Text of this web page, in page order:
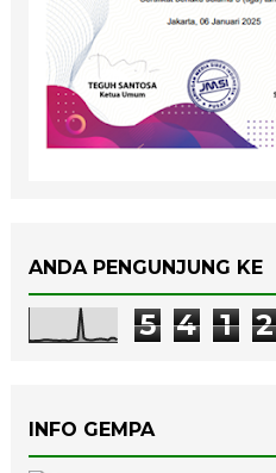
ANDA PENGUNJUNG KE
5 4 1 2
INFO GEMPA